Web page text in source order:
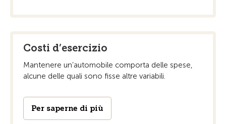
Costi d’esercizio
Mantenere un’automobile comporta delle spese,
alcune delle quali sono fisse altre variabili.
Per saperne di più